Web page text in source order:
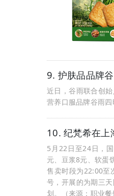
9. 护肤品品牌
近日，谷雨联合创
营养口服品牌谷雨
10. 纪梵希在上
5月22日至24日，
元、豆浆8元、软蛋
售卖时段为22:00至
号，开展的为期三
划。（来源：职业餐